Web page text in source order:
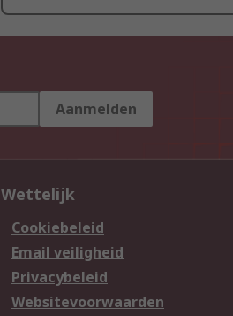
Aanmelden
Wettelijk
Cookiebeleid
Email veiligheid
Privacybeleid
Websitevoorwaarden